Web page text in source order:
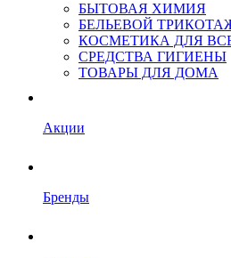
БЫТОВАЯ ХИМИЯ
БЕЛЬЕВОЙ
КОСМЕТИКА ДЛЯ
СРЕДСТВА ГИГИЕНЫ
ТОВАРЫ ДЛЯ ДОМА
Акции
Бренды